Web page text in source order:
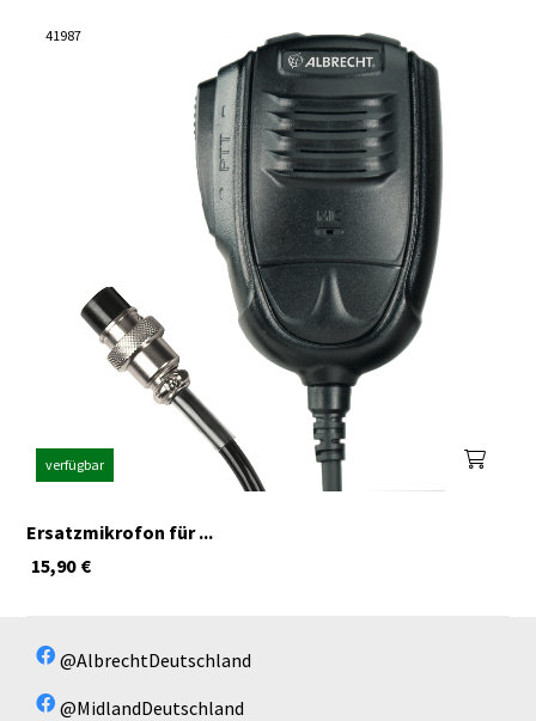
41987
verfügbar
Ersatzmikrofon für ...
€
15,90
@AlbrechtDeutschland
@MidlandDeutschland